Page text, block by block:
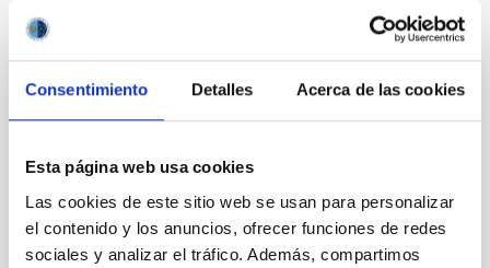
Consentimiento Detalles Acerca de las cookies
Esta página web usa cookies
Las cookies de este sitio web se usan para personalizar
el contenido y los anuncios, ofrecer funciones de redes
sociales y analizar el tráfico. Además, compartimos